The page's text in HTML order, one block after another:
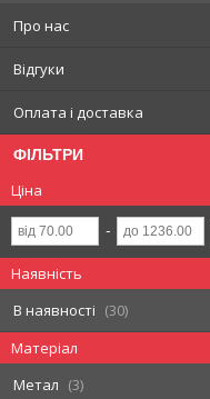
Про нас
Відгуки
Оплата і доставка
ФІЛЬТРИ
Ціна
Наявність
В наявності
30
Матеріал
Метал
3